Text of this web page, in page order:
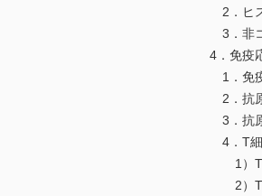
2．ヒ
3．非
4．免疫
1．免
2．抗
3．抗
4．T
1）
2）